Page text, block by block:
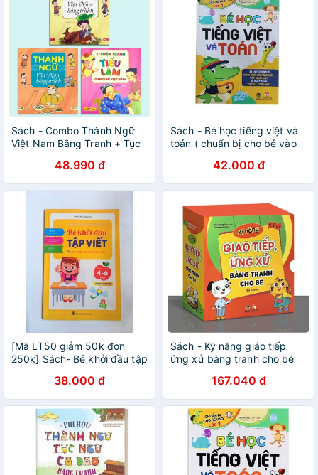
Sách - Combo Thành Ngữ
Việt Nam Bằng Tranh + Tục
Truyện Tranh Tiếu Lâm Dân
Gian Tặng Truyện
48.990 đ
Sách - Bé học tiếng việt và
toán ( chuẩn bị cho bé vào
42.000 đ
[Mã LT50 giảm 50k đơn
250k] Sách- Bé khởi đầu tập
Giúp bé tập viết chữ cỡ to
theo nhóm nhỏ
38.000 đ
Sách - Kỹ năng giáo tiếp
ứng xử bằng tranh cho bé
167.040 đ